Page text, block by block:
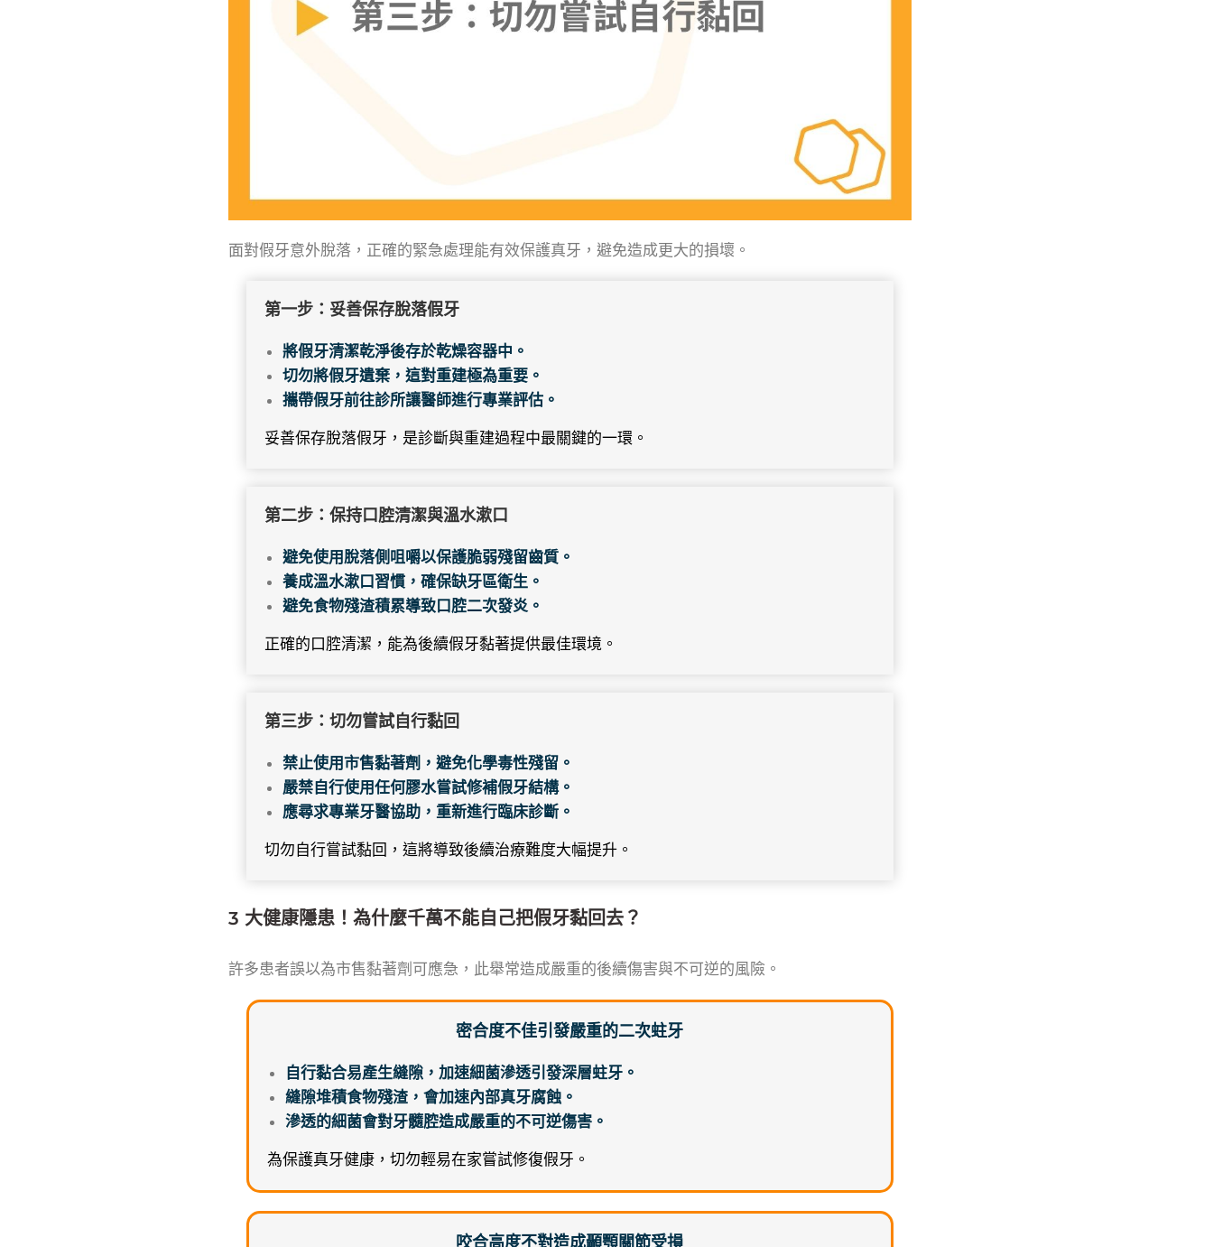
面對假牙意外脫落，正確的緊急處理能有效保護真牙，避免造成更大的損壞。
第一步：妥善保存脫落假牙
將假牙清潔乾淨後存於乾燥容器中。
切勿將假牙遺棄，這對重建極為重要。
攜帶假牙前往診所讓醫師進行專業評估。
妥善保存脫落假牙，是診斷與重建過程中最關鍵的一環。
第二步：保持口腔清潔與溫水漱口
避免使用脫落側咀嚼以保護脆弱殘留齒質。
養成溫水漱口習慣，確保缺牙區衛生。
避免食物殘渣積累導致口腔二次發炎。
正確的口腔清潔，能為後續假牙黏著提供最佳環境。
第三步：切勿嘗試自行黏回
禁止使用市售黏著劑，避免化學毒性殘留。
嚴禁自行使用任何膠水嘗試修補假牙結構。
應尋求專業牙醫協助，重新進行臨床診斷。
切勿自行嘗試黏回，這將導致後續治療難度大幅提升。
3 大健康隱患！為什麼千萬不能自己把假牙黏回去？
許多患者誤以為市售黏著劑可應急，此舉常造成嚴重的後續傷害與不可逆的風險。
密合度不佳引發嚴重的二次蛀牙
自行黏合易產生縫隙，加速細菌滲透引發深層蛀牙。
縫隙堆積食物殘渣，會加速內部真牙腐蝕。
滲透的細菌會對牙髓腔造成嚴重的不可逆傷害。
為保護真牙健康，切勿輕易在家嘗試修復假牙。
咬合高度不對造成顳顎關節受損